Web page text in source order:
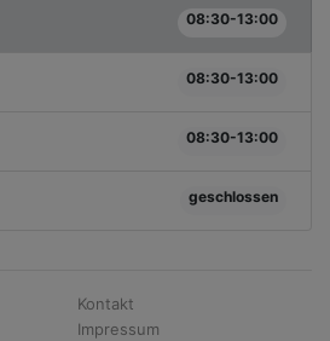
08:30-13:00
08:30-13:00
08:30-13:00
geschlossen
Kontakt
Impressum